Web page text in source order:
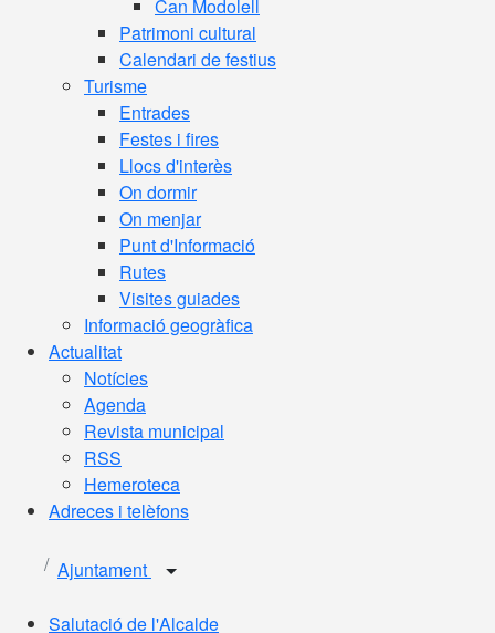
Can Modolell
Patrimoni cultural
Calendari de festius
Turisme
Entrades
Festes i fires
Llocs d'interès
On dormir
On menjar
Punt d'Informació
Rutes
Visites guiades
Informació geogràfica
Actualitat
Notícies
Agenda
Revista municipal
RSS
Hemeroteca
Adreces i telèfons
Ajuntament
Salutació de l'Alcalde